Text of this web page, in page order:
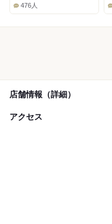
476人
店舗情報（詳細）
アクセス